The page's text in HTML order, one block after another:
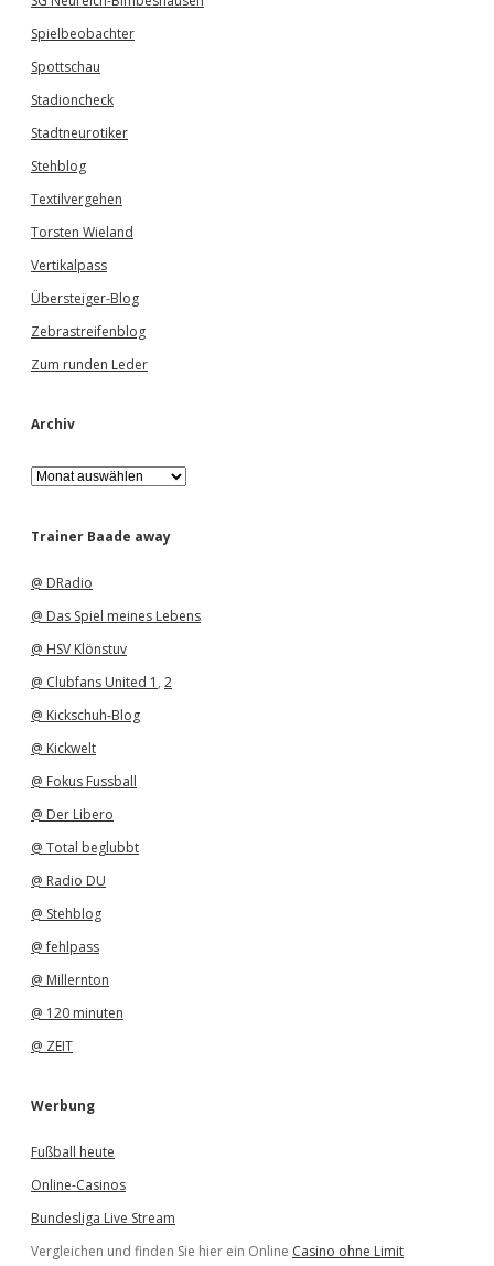
Spielbeobachter
Spottschau
Stadioncheck
Stadtneurotiker
Stehblog
Textilvergehen
Torsten Wieland
Vertikalpass
Übersteiger-Blog
Zebrastreifenblog
Zum runden Leder
Archiv
A
r
h
Trainer Baade away
@ DRadio
@ Das Spiel meines Lebens
@ HSV Klönstuv
@ Clubfans United 1 , 2
@ Kickschuh-Blog
@ Kickwelt
@ Fokus Fussball
@ Der Libero
@ Total beglubbt
@ Radio DU
@ Stehblog
@ fehlpass
@ Millernton
@ 120 minuten
@ ZEIT
Werbung
Fußball heute
Online-Casinos
Bundesliga Live Stream
Vergleichen und finden Sie hier ein Online Casino ohne Limit